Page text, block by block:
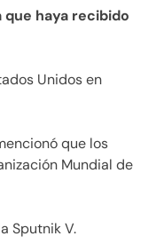
haya recibido
Unidos en
que los
Mundial de
Sputnik V.